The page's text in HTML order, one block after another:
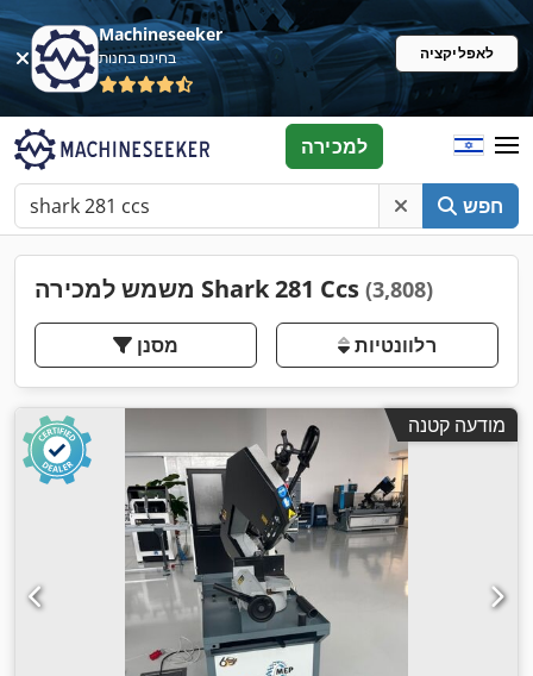
Machineseeker
בחינם בחנות לאפליקציה
חפש
למכירה
משמש למכירה Shark 281 Ccs (3,808)
מסנן רלוונטיות
מודעה קטנה